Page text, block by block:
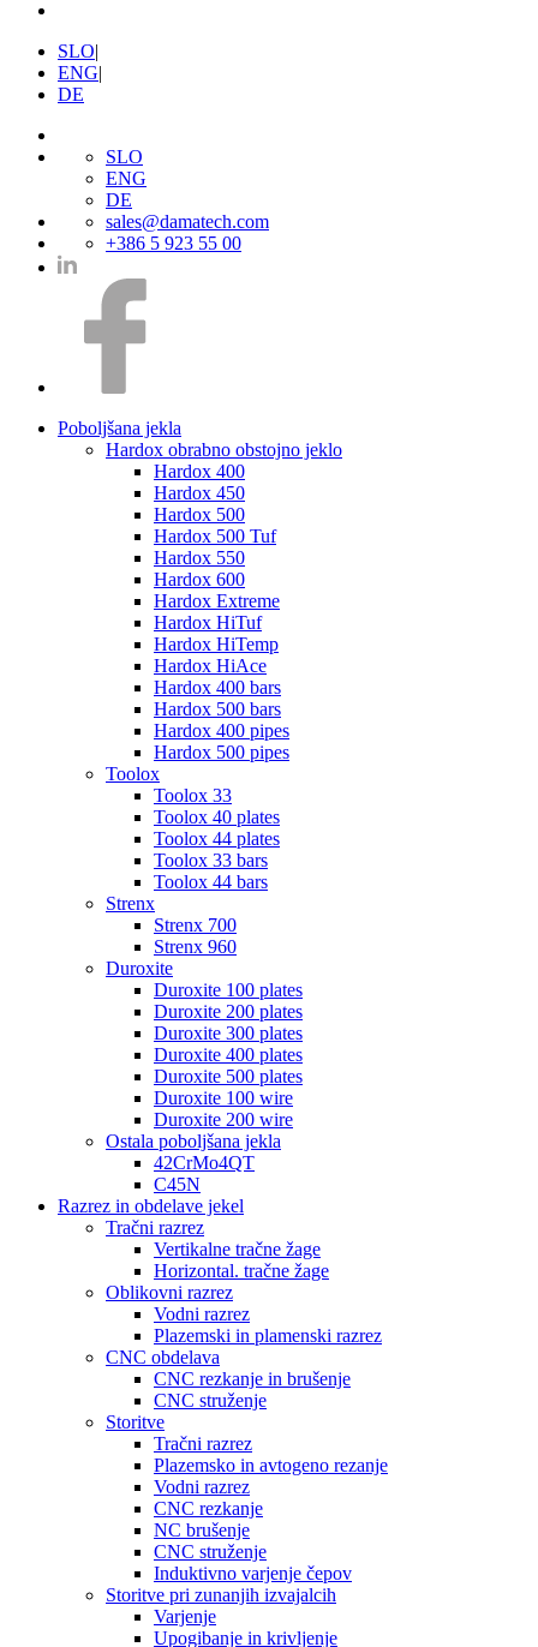
SLO|
ENG|
DE
SLO
ENG
DE
sales@damatech.com
+386 5 923 55 00
Poboljšana jekla
Hardox obrabno obstojno jeklo
Hardox 400
Hardox 450
Hardox 500
Hardox 500 Tuf
Hardox 550
Hardox 600
Hardox Extreme
Hardox HiTuf
Hardox HiTemp
Hardox HiAce
Hardox 400 bars
Hardox 500 bars
Hardox 400 pipes
Hardox 500 pipes
Toolox
Toolox 33
Toolox 40 plates
Toolox 44 plates
Toolox 33 bars
Toolox 44 bars
Strenx
Strenx 700
Strenx 960
Duroxite
Duroxite 100 plates
Duroxite 200 plates
Duroxite 300 plates
Duroxite 400 plates
Duroxite 500 plates
Duroxite 100 wire
Duroxite 200 wire
Ostala poboljšana jekla
42CrMo4QT
C45N
Razrez in obdelave jekel
Tračni razrez
Vertikalne tračne žage
Horizontal. tračne žage
Oblikovni razrez
Vodni razrez
Plazemski in plamenski razrez
CNC obdelava
CNC rezkanje in brušenje
CNC struženje
Storitve
Tračni razrez
Plazemsko in avtogeno rezanje
Vodni razrez
CNC rezkanje
NC brušenje
CNC struženje
Induktivno varjenje čepov
Storitve pri zunanjih izvajalcih
Varjenje
Upogibanje in krivljenje